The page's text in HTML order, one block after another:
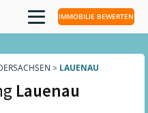
IMMOBILIE BEWERTEN
> LAUENAU
Lauenau